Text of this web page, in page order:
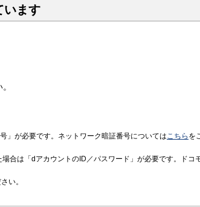
います
」が必要です。ネットワーク暗証番号についてはこちら を
合は「dアカウントのID／パスワード」が必要です。ドコ
い。